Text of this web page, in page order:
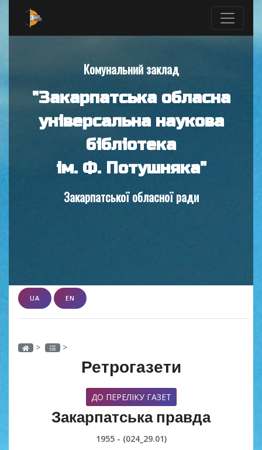
Комунальний заклад
"Закарпатська обласна
універсальна наукова
бібліотека
ім. Ф. Потушняка"
Закарпатської обласної ради
UA EN
> >
Ретрогазети
ДО ПЕРЕЛІКУ ГАЗЕТ
Закарпатська правда
1955 - (024_29.01)